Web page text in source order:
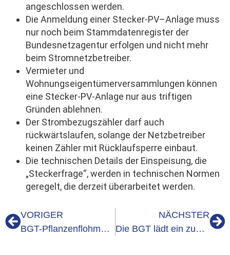
angeschlossen werden.
Die Anmeldung einer Stecker-PV–Anlage muss
nur noch beim Stammdatenregister der
Bundesnetzagentur erfolgen und nicht mehr
beim Stromnetzbetreiber.
Vermieter und
Wohnungseigentümerversammlungen können
eine Stecker-PV-Anlage nur aus triftigen
Gründen ablehnen.
Der Strombezugszähler darf auch
rückwärtslaufen, solange der Netzbetreiber
keinen Zähler mit Rücklaufsperre einbaut.
Die technischen Details der Einspeisung, die
„Steckerfrage“, werden in technischen Normen
geregelt, die derzeit überarbeitet werden.
VORIGER
BGT-Pflanzenflohmarkt am 06.04.2024 mit Klönschnack
NÄCHSTER
Die BGT lädt ein zum Pflanzenflohmarkt am 28.09.2024